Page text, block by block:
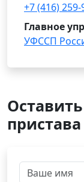
+7 (416) 259-
Главное
УФССП
пристава